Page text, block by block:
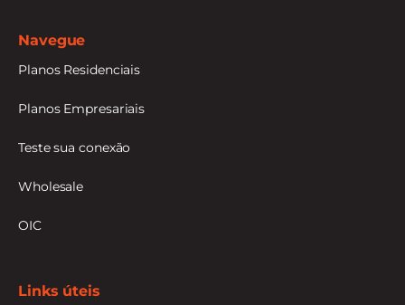
Navegue
Planos Residenciais
Planos Empresariais
Teste sua conexão
Wholesale
OIC
Links úteis